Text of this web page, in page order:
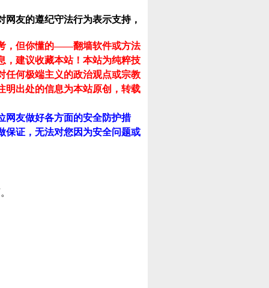
友的遵纪守法行为表示支持，
，但你懂的——翻墙软件或方法
建议收藏本站！ 本站为纯粹技
任何极端主义的政治观点或宗教
明出处的信息为本站原创，转载
网友做好各方面的安全防护措
保证，无法对您因为安全问题或